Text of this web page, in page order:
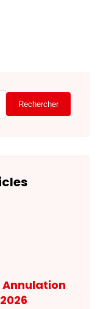
Rechercher
Annulation